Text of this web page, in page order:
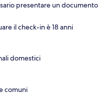
presentare un documento
il check-in è 18 anni
domestici
comuni